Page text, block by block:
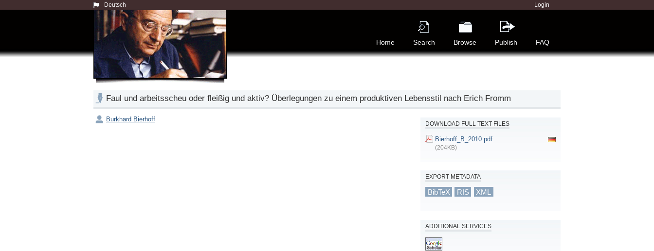
Deutsch Login
Home Search Browse Publish FAQ
Faul und arbeitsscheu oder fleißig und aktiv? Überlegungen zu einem produktiven Lebensstil nach Erich Fromm
Burkhard Bierhoff
DOWNLOAD FULL TEXT FILES
Bierhoff_B_2010.pdf
(204KB)
EXPORT METADATA
BibTeX RIS XML
ADDITIONAL SERVICES